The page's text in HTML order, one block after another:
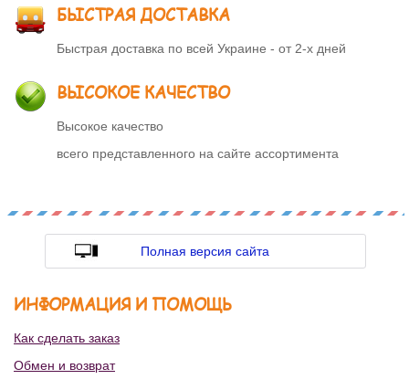
БЫСТРАЯ ДОСТАВКА
Быстрая доставка по всей Украине - от 2-х дней
ВЫСОКОЕ КАЧЕСТВО
Высокое качество
всего представленного на сайте ассортимента
Полная версия сайта
ИНФОРМАЦИЯ И ПОМОЩЬ
Как сделать заказ
Обмен и возврат